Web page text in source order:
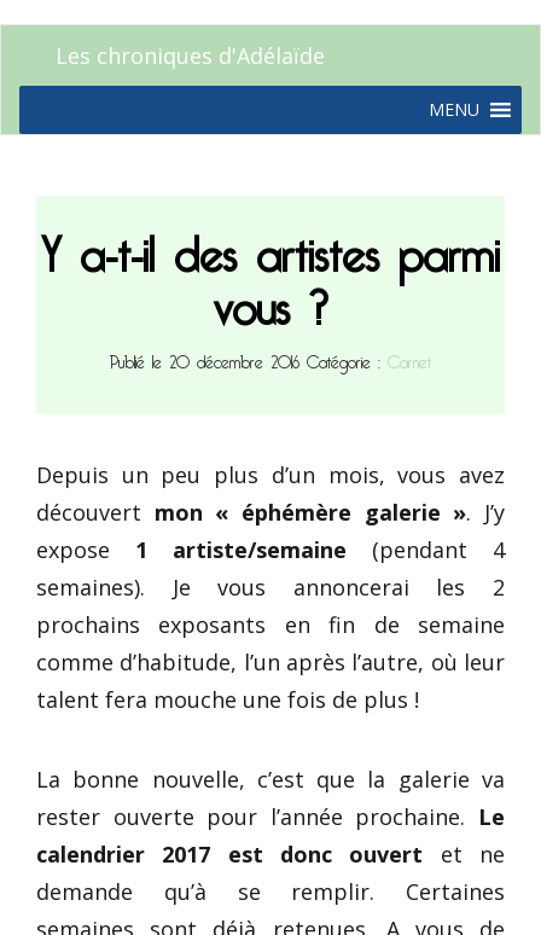
Les chroniques d'Adélaïde
MENU
Y a-t-il des artistes parmi
vous ?
Publié le 20 décembre 2016Catégorie :Carnet
Depuis un peu plus d’un mois, vous avez
découvert mon « éphémère galerie ». J’y
expose 1 artiste/semaine (pendant 4
semaines). Je vous annoncerai les 2
prochains exposants en fin de semaine
comme d’habitude, l’un après l’autre, où leur
talent fera mouche une fois de plus !
La bonne nouvelle, c’est que la galerie va
rester ouverte pour l’année prochaine. Le
calendrier 2017 est donc ouvert et ne
demande qu’à se remplir. Certaines
semaines sont déjà retenues. A vous de